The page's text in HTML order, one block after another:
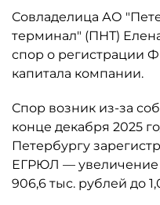
Совладелица АО
терминал" (ПНТ)
спор о регистрации
капитала компании.
Спор возник из-за
конце декабря 2025
Петербургу
ЕГРЮЛ — увеличение
906,6 тыс. рублей до